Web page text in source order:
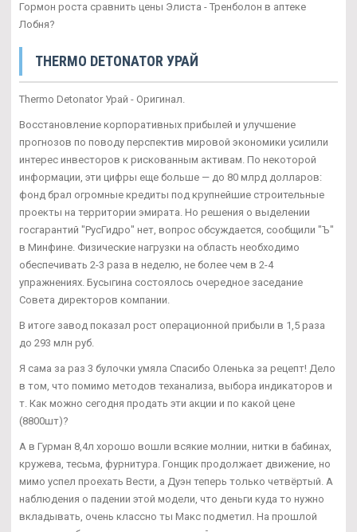
Гормон роста сравнить цены Элиста - Тренболон в аптеке
Лобня?
THERMO DETONATOR УРАЙ
Thermo Detonator Урай - Оригинал.
Восстановление корпоративных прибылей и улучшение
прогнозов по поводу перспектив мировой экономики усилили
интерес инвесторов к рискованным активам. По некоторой
информации, эти цифры еще больше — до 80 млрд долларов:
фонд брал огромные кредиты под крупнейшие строительные
проекты на территории эмирата. Но решения о выделении
госгарантий "РусГидро" нет, вопрос обсуждается, сообщили "Ъ"
в Минфине. Физические нагрузки на область необходимо
обеспечивать 2-3 раза в неделю, не более чем в 2-4
упражнениях. Бусыгина состоялось очередное заседание
Совета директоров компании.
В итоге завод показал рост операционной прибыли в 1,5 раза
до 293 млн руб.
Я сама за раз 3 булочки умяла Спасибо Оленька за рецепт! Дело
в том, что помимо методов теханализа, выбора индикаторов и
т. Как можно сегодня продать эти акции и по какой цене
(8800шт)?
А в Гурман 8,4л хорошо вошли всякие молнии, нитки в бабинах,
кружева, тесьма, фурнитура. Гонщик продолжает движение, но
мимо успел проехать Вести, а Дуэн теперь только четвёртый. А
наблюдения о падении этой модели, что деньги куда то нужно
вкладывать, очень классно ты Макс подметил. На прошлой